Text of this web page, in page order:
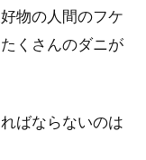
・毎日利用するもので
！邪魔なお布団を
物の人間のフケ
くさんのダニが
ばならないのは